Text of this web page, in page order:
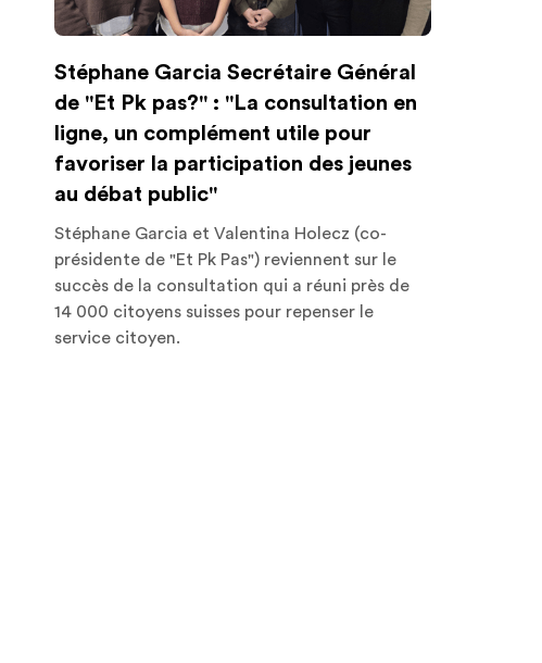
Stéphane Garcia Secrétaire Général
de "Et Pk pas?" : "La consultation en
ligne, un complément utile pour
favoriser la participation des jeunes
au débat public"
Stéphane Garcia et Valentina Holecz (co-
présidente de "Et Pk Pas") reviennent sur le
succès de la consultation qui a réuni près de
14 000 citoyens suisses pour repenser le
service citoyen.